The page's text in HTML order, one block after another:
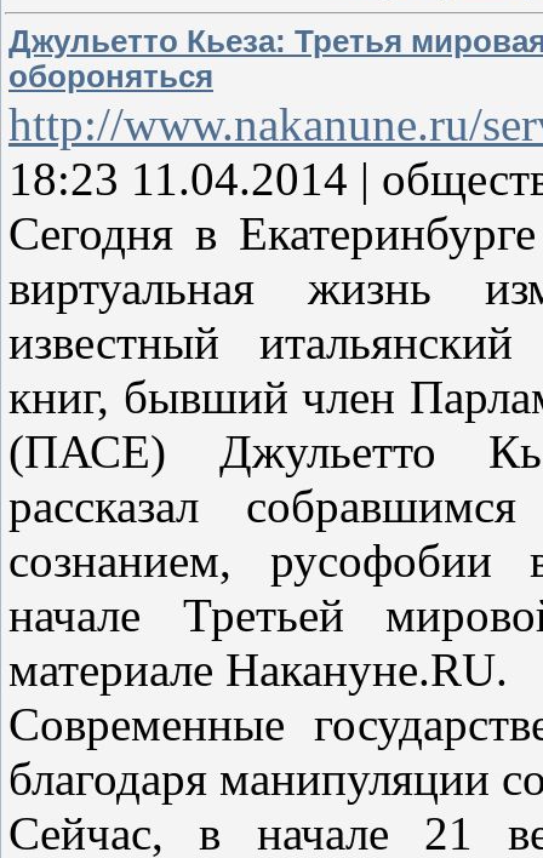
Джульетто Кьеза: Третья
обороняться
http://www.nakanune.ru/
18:23 11.04.2014 |
Сегодня в
виртуальная жизнь
известный
книг, бывший член
(ПАСЕ) Джульетто
рассказал
сознанием, русофобии
начале Третьей
материале Накануне.RU.
Современные
благодаря манипуляции
Сейчас, в начале 21